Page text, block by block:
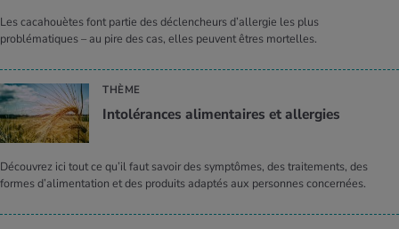
Les cacahouètes font partie des déclencheurs d’allergie les plus
problématiques – au pire des cas, elles peuvent êtres mortelles.
THÈME
Intolérances alimentaires et allergies
Découvrez ici tout ce qu’il faut savoir des symptômes, des traitements, des
formes d’alimentation et des produits adaptés aux personnes concernées.